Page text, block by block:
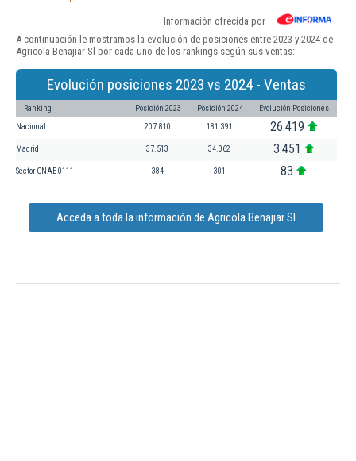
Información ofrecida por
A continuación le mostramos la evolución de posiciones entre 2023 y 2024 de
Agricola Benajiar Sl por cada uno de los rankings según sus ventas:
Evolución posiciones 2023 vs 2024 - Ventas
Ranking Posición 2023 Posición 2024 Evolución Posiciones
Nacional 207.810 181.391 26.419
Madrid 37.513 34.062 3.451
Sector CNAE 0111 384 301 83
Acceda a toda la información de Agricola Benajiar Sl